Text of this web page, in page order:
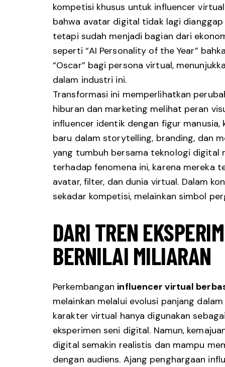
kompetisi khusus untuk influencer
bahwa avatar digital tidak lagi
tetapi sudah menjadi bagian dari
seperti “AI Personality of the Year”
“Oscar” bagi persona virtual,
dalam industri ini.
Transformasi ini memperlihatkan
hiburan dan marketing melihat peran
influencer identik dengan figur manusia,
baru dalam storytelling, branding, dan
yang tumbuh bersama teknologi digital
terhadap fenomena ini, karena mereka
avatar, filter, dan dunia virtual. Dalam
sekadar kompetisi, melainkan simbol
DARI TREN
BERNILAI MILIARAN
Perkembangan influencer virtual
melainkan melalui evolusi panjang
karakter virtual hanya digunakan
eksperimen seni digital. Namun,
digital semakin realistis dan mampu
dengan audiens. Ajang penghargaan